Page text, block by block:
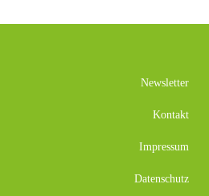
Newsletter
Kontakt
Impressum
Datenschutz